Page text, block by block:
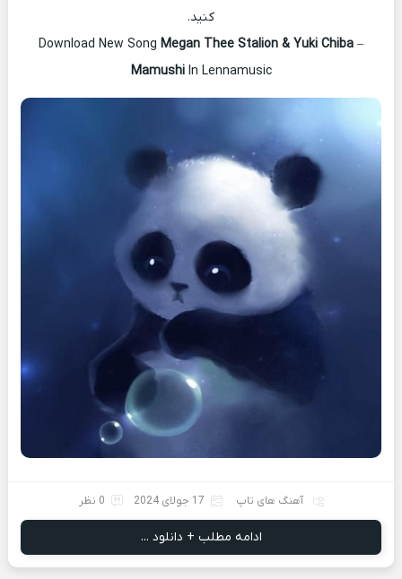
کنید.
Download New Song Megan Thee Stalion & Yuki Chiba –
MamushiIn Lennamusic
آهنگ های تاپ 17 جولای 2024 0 نظر
ادامه مطلب + دانلود ...